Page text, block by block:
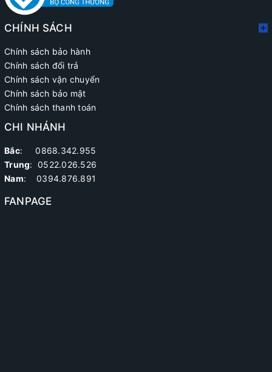
CHÍNH SÁCH
Chính sách bảo hành
Chính sách đổi trả
Chính sách vận chuyển
Chính sách bảo mật
Chính sách thanh toán
CHI NHÁNH
Bắc: 0868.342.955
Trung: 0522.026.526
Nam: 0394.876.891
FANPAGE